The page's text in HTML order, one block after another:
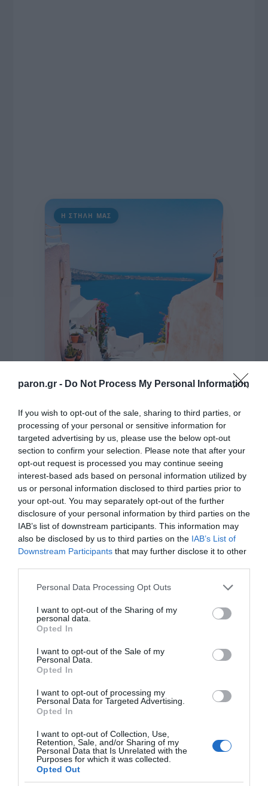
paron.gr - Do Not Process My Personal Information
If you wish to opt-out of the sale, sharing to third parties, or
processing of your personal or sensitive information for
targeted advertising by us, please use the below opt-out
section to confirm your selection. Please note that after your
opt-out request is processed you may continue seeing
interest-based ads based on personal information utilized by
us or personal information disclosed to third parties prior to
your opt-out. You may separately opt-out of the further
disclosure of your personal information by third parties on the
IAB’s list of downstream participants. This information may
also be disclosed by us to third parties on the IAB’s List of
Downstream Participants that may further disclose it to other
Please note that this website/app uses one or more Google
not limited to your visit or usage behaviour. You may click to
grant or deny consent to Google and its third-party tags to
use your data for below specified purposes in below Google
consent section.
Personal Data Processing Opt Outs
I want to opt-out of the Sharing of my
personal data.
Opted In
I want to opt-out of the Sale of my
Personal Data.
Opted In
I want to opt-out of processing my
Personal Data for Targeted Advertising.
Opted In
I want to opt-out of Collection, Use,
Retention, Sale, and/or Sharing of my
Personal Data that Is Unrelated with the
Purposes for which it was collected.
Opted Out
Η ΣΤΗΛΗ ΜΑΣ
της Ζωής μας
Οι άνθρωποι, οι αυθεντικές ιστορίες,
το ελληνικό καλοκαίρι και ένας
πολιτισμός που μας ενώνει κάθε μέρα.
ΌΣΑ ΧΡΕΙΆΖΕΣΑΙ
ΓΙΑ ΤΟ ΚΑΛΟΚΑΊΡΙ ΣΟΥ →
αγώνα (OPEN)
Nammos μαζί με Zoe Saldaña και Omar Epps
Ρένα Δούρου: Θολή συμφωνία που αφήνει ανοικτά
ερωτήματα σχετικά με τα κυριαρχικά δικαιώματα της
Ελλάδας έναντι της τουρκικής επιθετικότητας
ηγέτης;
PAOK On Fire: Ψάχνει το «μπαμ» με την Άντερλεχτ